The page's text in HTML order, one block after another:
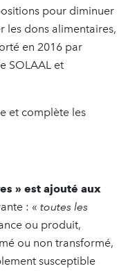
pour diminuer
les dons alimentaires,
en 2016 par
SOLAAL et
et complète les
» est ajouté aux
: « toutes les
ou produit,
ou non transformé,
susceptible